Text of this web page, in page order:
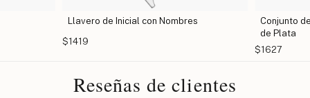
Llavero de Inicial con Nombres
$1419
Conjunto
de Plata
$1627
Reseñas de clientes